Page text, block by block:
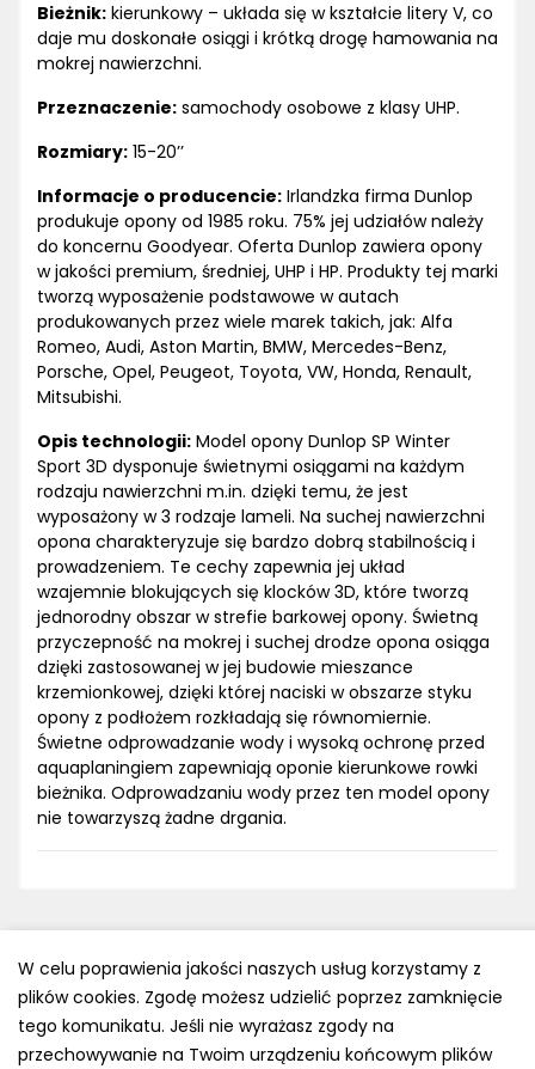
Bieżnik: kierunkowy – układa się w kształcie litery V, co
daje mu doskonałe osiągi i krótką drogę hamowania na
mokrej nawierzchni.
Przeznaczenie: samochody osobowe z klasy UHP.
Rozmiary: 15-20’’
Informacje o producencie: Irlandzka firma Dunlop
produkuje opony od 1985 roku. 75% jej udziałów należy
do koncernu Goodyear. Oferta Dunlop zawiera opony
w jakości premium, średniej, UHP i HP. Produkty tej marki
tworzą wyposażenie podstawowe w autach
produkowanych przez wiele marek takich, jak: Alfa
Romeo, Audi, Aston Martin, BMW, Mercedes-Benz,
Porsche, Opel, Peugeot, Toyota, VW, Honda, Renault,
Mitsubishi.
Opis technologii: Model opony Dunlop SP Winter
Sport 3D dysponuje świetnymi osiągami na każdym
rodzaju nawierzchni m.in. dzięki temu, że jest
wyposażony w 3 rodzaje lameli. Na suchej nawierzchni
opona charakteryzuje się bardzo dobrą stabilnością i
prowadzeniem. Te cechy zapewnia jej układ
wzajemnie blokujących się klocków 3D, które tworzą
jednorodny obszar w strefie barkowej opony. Świetną
przyczepność na mokrej i suchej drodze opona osiąga
dzięki zastosowanej w jej budowie mieszance
krzemionkowej, dzięki której naciski w obszarze styku
opony z podłożem rozkładają się równomiernie.
Świetne odprowadzanie wody i wysoką ochronę przed
aquaplaningiem zapewniają oponie kierunkowe rowki
bieżnika. Odprowadzaniu wody przez ten model opony
nie towarzyszą żadne drgania.
Polityka prywatności
e-mail: kontakt@opony.com.pl
W celu poprawienia jakości naszych usług korzystamy z
plików cookies. Zgodę możesz udzielić poprzez zamknięcie
tego komunikatu. Jeśli nie wyrażasz zgody na
przechowywanie na Twoim urządzeniu końcowym plików